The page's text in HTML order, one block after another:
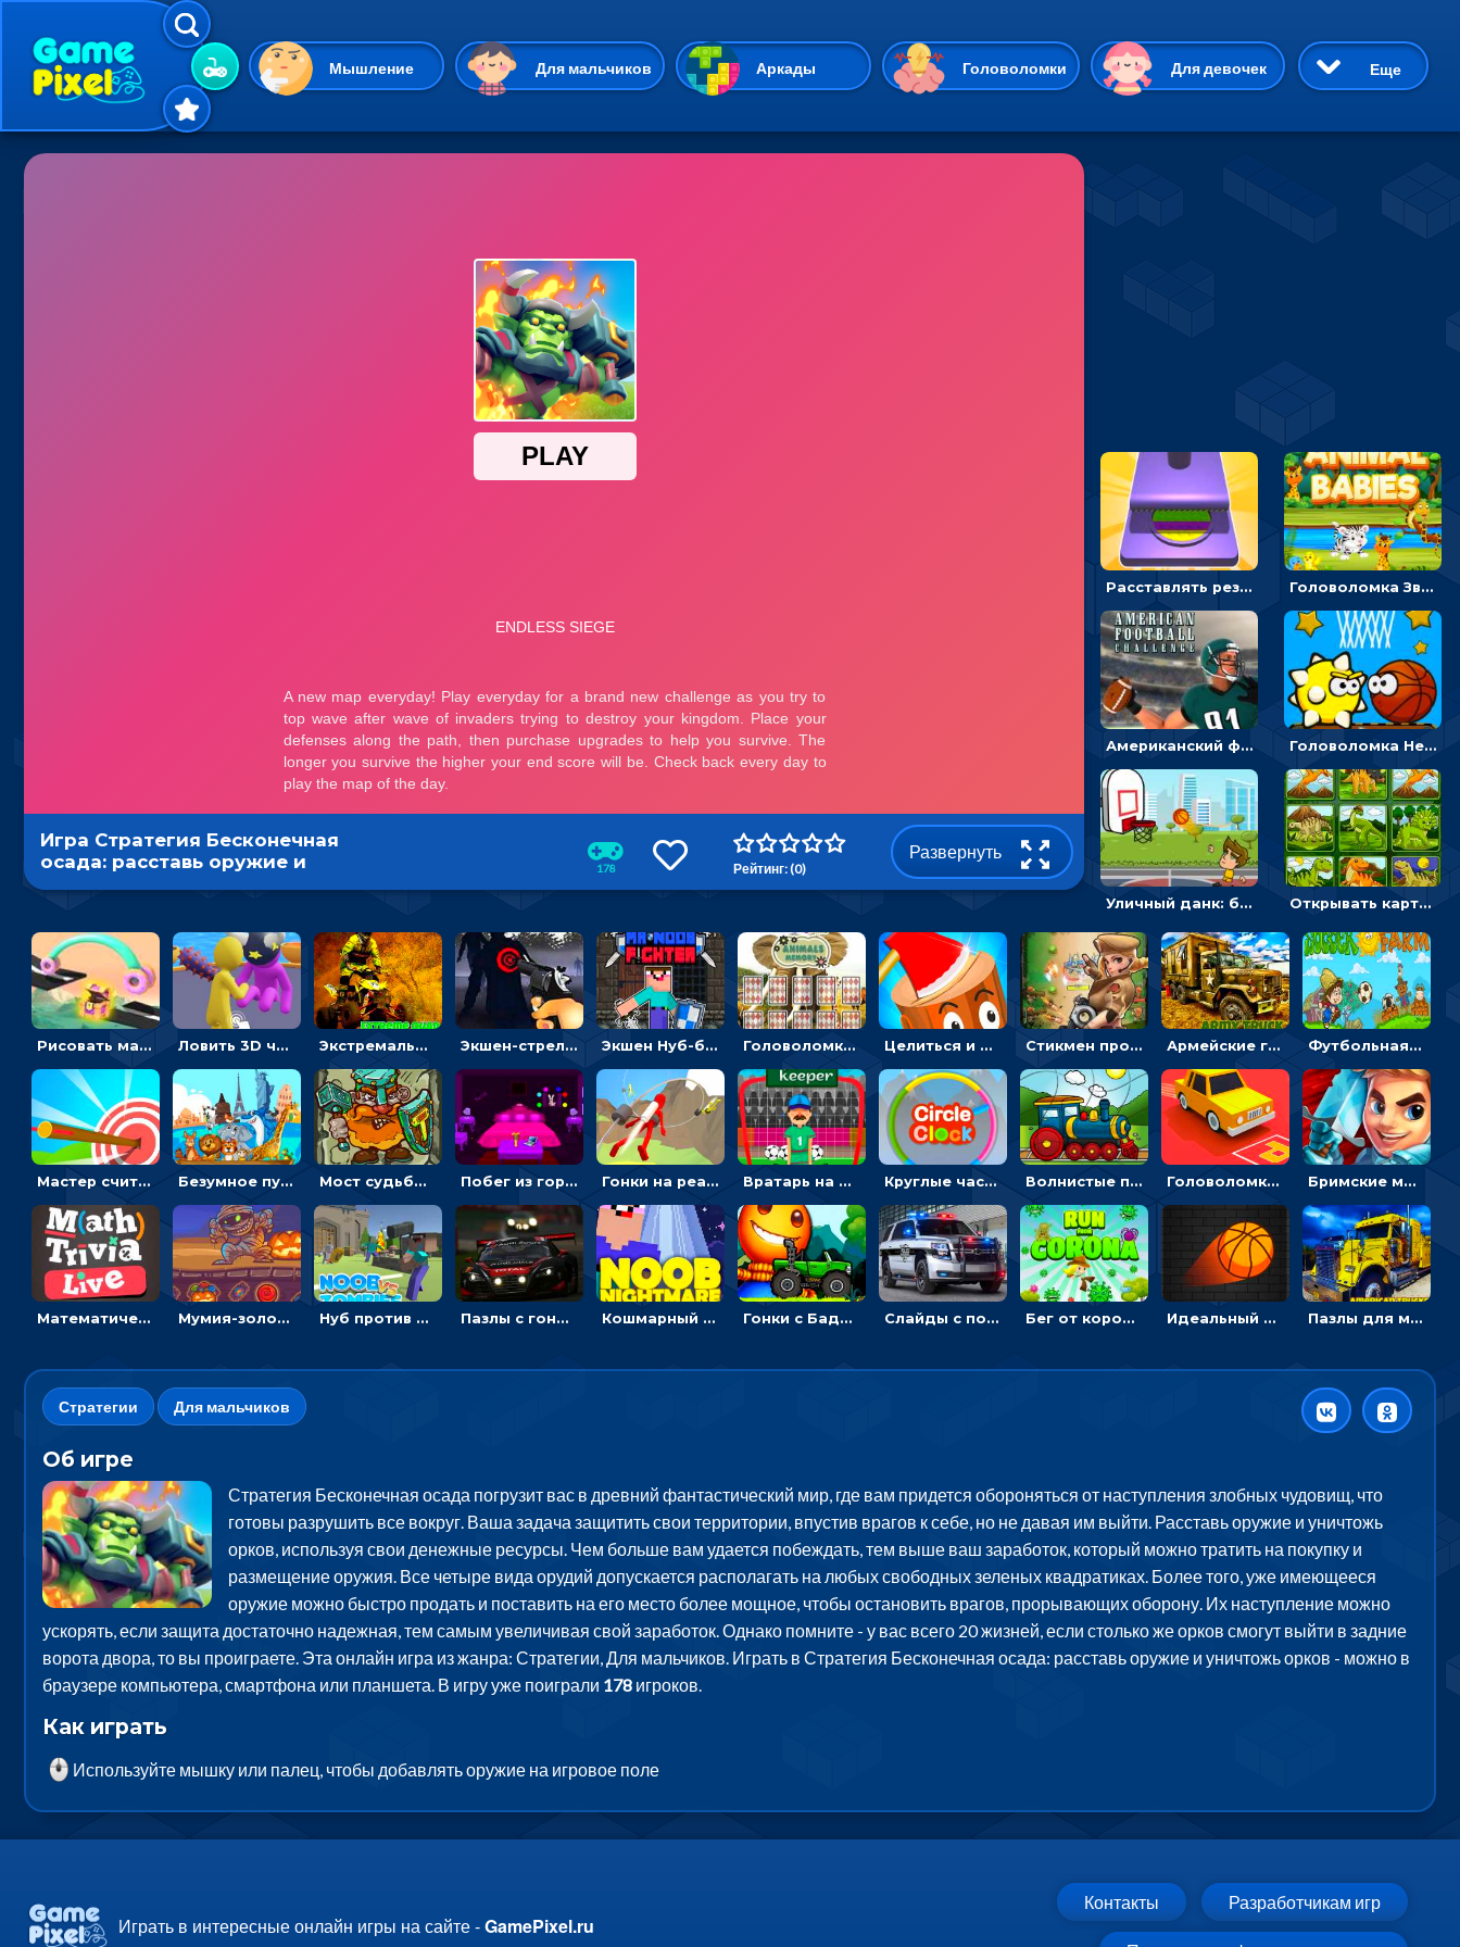
Мышление Для мальчиков Аркады Головоломки Для девочек
Гиперказуальные Казуальные Веселые 3D Приключения
Симуляторы
Пасьянс
Еще
Расставлять резиновые кубики, чтобы делать поп-ит - гиперказуальные Головоломка Звери-малыши: открывай карточки по очереди, чтобы найти одинаковые
Американский футбол 3D: поймай мяч и останови атаку соперника Головоломка Невероятный баскетбол: проложить путь и отправить мяч в корзину
Уличный данк: бросать мяч в баскетбольное кольцо - спортивные Открывать картинки с динозаврами и складывать в пары по памяти - головоломка
Игра Стратегия Бесконечная
осада: расставь оружие и
уничтожь орков
178 Рейтинг: (0)
Развернуть
Рисовать машину и выигрывать гонку - для мальчиков Ловить 3D человечком своего цвета и собирать драгоценности - гиперказуалка Экстремальные пазлы с квадроциклами: собирать крутые тачки Экшен-стрелялка по зомби: целиться и попадать в бегущих монстров Экшен Нуб-боец: прыгать через препятствия или бить врагов мечом Головоломка с животными: переворачивать карточки, чтобы находить пару Целиться и метать топор в 3D мишени Стикмен против Зомби: стрелять в зомби и развивать воина Армейские грузовики в пазлах: собери военную машину Футбольная ферма: бей по мячу, чтобы забивать в ворота и ловить звезды
Мастер считать стрелы: увеличивать запас, чтобы поразить больше целей Безумное путешествие друзей по миру: собирать пазлы из фото с животными Мост судьбы: прыгать по платформам и бить молотом орков Побег из горной деревни: решай головоломки, чтобы открыть ворота Гонки на реактивном ранце: избегать преград, чтобы лететь к финишу Вратарь на футбольном поле: тапай, чтобы отбивать мячи в воротах ногами и руками - спортивные Круглые часы: ловить цветную стрелку в одинаковом участке циферблата Волнистые пазлы с транспортом: собирай картинку из частей Головоломка Парк-стоянка: рисовать линии, чтобы парковать машины Бримские мечи: бежать через преграды, бить врагов и собирать монеты
Математическая викторина мультиплеер: решать примеры на время Мумия-золотоискатель: закидывать бинты, чтобы доставать сокровища Нуб против Зомби: направлять линию на врага и бить молотом Пазлы с гоночными автомобилями: собери свой болид по частям Кошмарный сон Нуба: балансируй, чтобы выжить Гонки с Бадди: ехать на джипе и собирать монеты Слайды с полицейскими машинами: перемещать пазлы, чтобы собрать картинку Бег от коронавируса: держать дистанцию, чтобы не заразиться Идеальный данк: направлять пунктир в корзину и попадать мячом Пазлы для мальчиков с американскими грузовиками
Стратегии Для мальчиков
Об игре
Стратегия Бесконечная осада погрузит вас в древний фантастический мир, где вам придется обороняться от наступления злобных чудовищ, что
готовы разрушить все вокруг. Ваша задача защитить свои территории, впустив врагов к себе, но не давая им выйти. Расставь оружие и уничтожь
орков, используя свои денежные ресурсы. Чем больше вам удается побеждать, тем выше ваш заработок, который можно тратить на покупку и
размещение оружия. Все четыре вида орудий допускается располагать на любых свободных зеленых квадратиках. Более того, уже имеющееся
оружие можно быстро продать и поставить на его место более мощное, чтобы остановить врагов, прорывающих оборону. Их наступление можно
ускорять, если защита достаточно надежная, тем самым увеличивая свой заработок. Однако помните - у вас всего 20 жизней, если столько же орков смогут выйти в задние
ворота двора, то вы проиграете. Эта онлайн игра из жанра: Стратегии, Для мальчиков. Играть в Стратегия Бесконечная осада: расставь оружие и уничтожь орков - можно в
браузере компьютера, смартфона или планшета. В игру уже поиграли 178игроков.
Как играть
Используйте мышку или палец, чтобы добавлять оружие на игровое поле
Играть в интересные онлайн игры на сайте -GamePixel.ru
Контакты Разработчикам игр